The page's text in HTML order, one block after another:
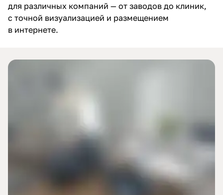
для различных компаний — от заводов до клиник,
с точной визуализацией и размещением
в интернете.